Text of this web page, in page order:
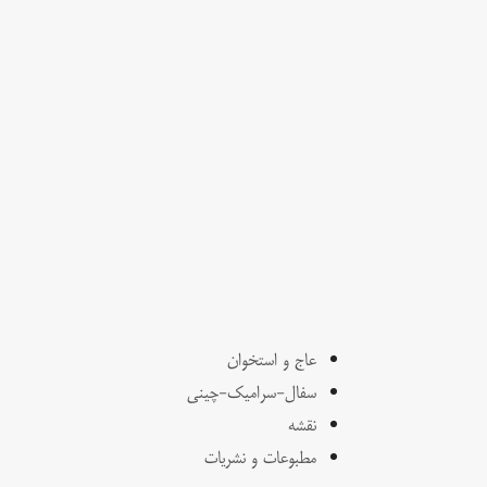
عاج و استخوان
سفال-سرامیک-چینی
نقشه
مطبوعات و نشریات